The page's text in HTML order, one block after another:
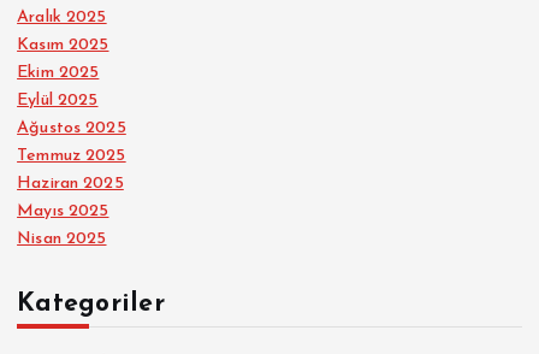
Aralık 2025
Kasım 2025
Ekim 2025
Eylül 2025
Ağustos 2025
Temmuz 2025
Haziran 2025
Mayıs 2025
Nisan 2025
Kategoriler